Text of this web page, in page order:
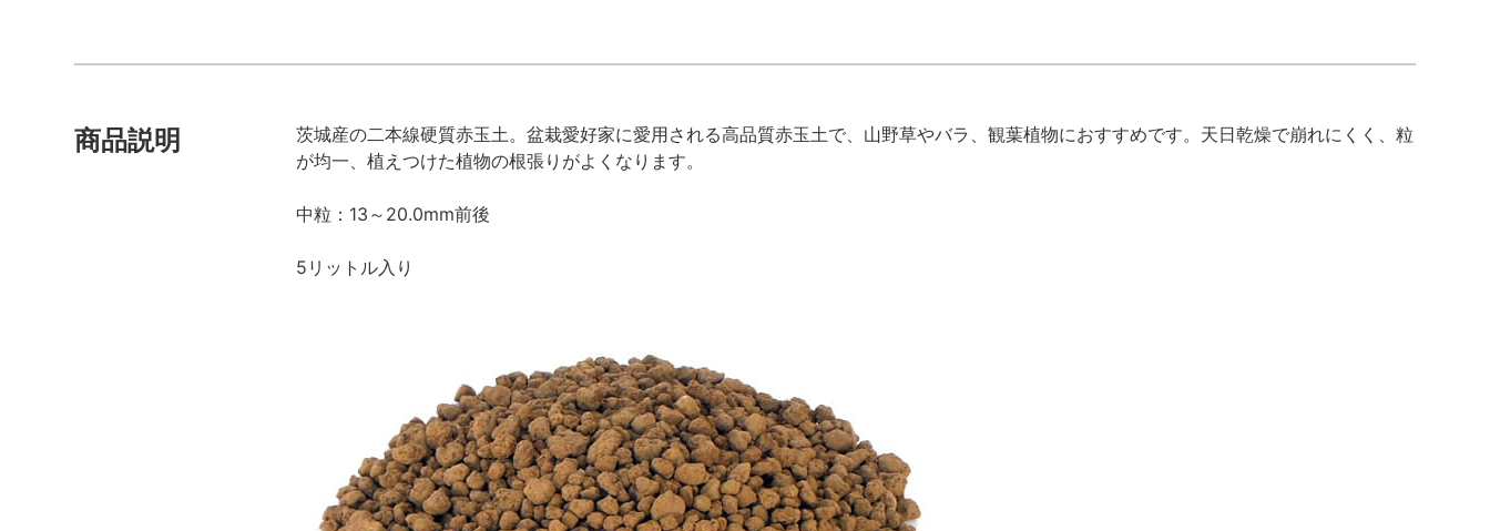
商品説明
茨城産の二本線硬質赤玉土。盆栽愛好家に愛用される高品質赤玉土で、山野草やバラ、観葉植物におすすめです。天日乾燥で崩れにくく、粒
が均一、植えつけた植物の根張りがよくなります。
中粒：13～20.0mm前後
5リットル入り